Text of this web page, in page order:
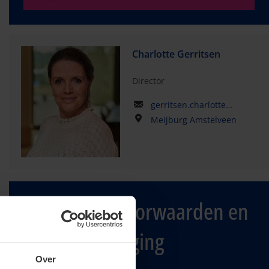
Over
Charlotte Gerritsen
Director
gerritsen.charlotte@kpmg.com
Meijburg Amstelveen
Huwelijkse voorwaarden en
bedrijfsopvolging